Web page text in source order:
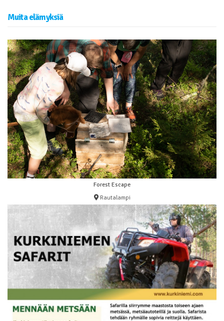
Muita elämyksiä
Forest Escape
Rautalampi